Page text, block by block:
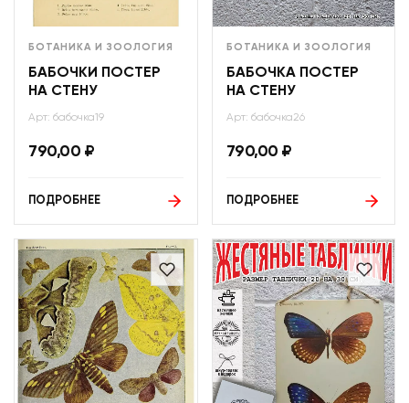
БОТАНИКА И ЗООЛОГИЯ
БАБОЧКИ ПОСТЕР
НА СТЕНУ
Арт: бабочка19
790,00 ₽
ПОДРОБНЕЕ
БОТАНИКА И ЗООЛОГИЯ
БАБОЧКА ПОСТЕР
НА СТЕНУ
Арт: бабочка26
790,00 ₽
ПОДРОБНЕЕ